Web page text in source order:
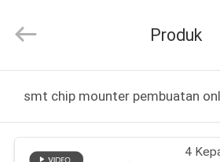
PRODUK
TECHNOLOGY
LIMITED.
Reserved.
Produk
smt chip mounter pembuatan
4